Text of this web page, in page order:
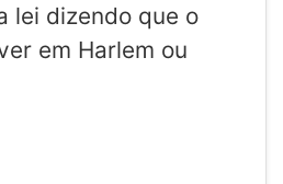
lei dizendo que o
em Harlem ou